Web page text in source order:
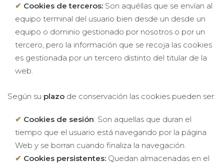
Cookies de terceros: Son aquéllas que se envían al
equipo terminal del usuario bien desde un desde un
equipo o dominio gestionado por nosotros o por un
tercero, pero la información que se recoja las cookies
es gestionada por un tercero distinto del titular de la
web.
Según su plazo de conservación las cookies pueden ser:
Cookies de sesión: Son aquellas que duran el
tiempo que el usuario está navegando por la página
Web y se borran cuando finaliza la navegación.
Cookies persistentes: Quedan almacenadas en el